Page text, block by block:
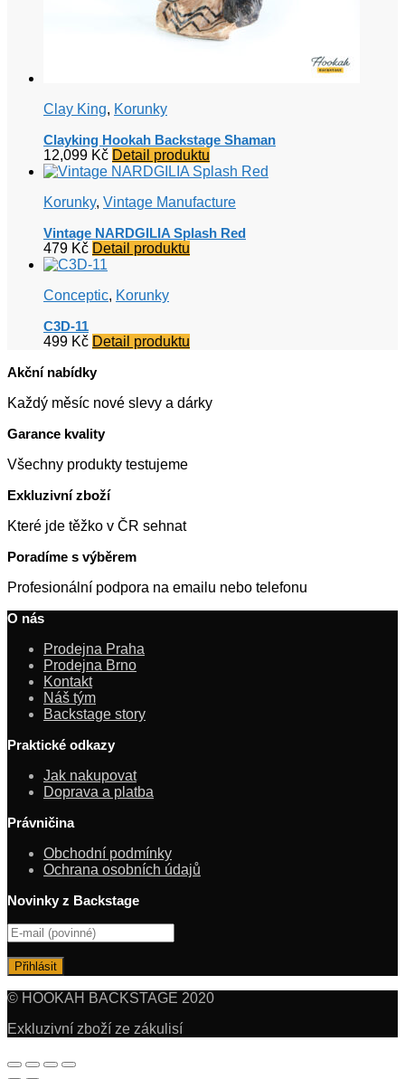
Clay King, Korunky
Clayking Hookah Backstage Shaman
12,099 Kč Detail produktu
Korunky, Vintage Manufacture
Vintage NARDGILIA Splash Red
479 Kč Detail produktu
Conceptic, Korunky
C3D-11
499 Kč Detail produktu
Akční nabídky
Každý měsíc nové slevy a dárky
Garance kvality
Všechny produkty testujeme
Exkluzivní zboží
Které jde těžko v ČR sehnat
Poradíme s výběrem
Profesionální podpora na emailu nebo telefonu
O nás
Prodejna Praha
Prodejna Brno
Kontakt
Náš tým
Backstage story
Praktické odkazy
Jak nakupovat
Doprava a platba
Právničina
Obchodní podmínky
Ochrana osobních údajů
Novinky z Backstage
© HOOKAH BACKSTAGE 2020
Exkluzivní zboží ze zákulisí